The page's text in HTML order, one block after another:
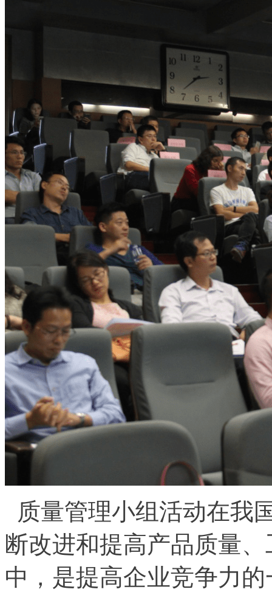
质量管理小组活动在我
断改进和提高产品质量
中，是提高企业竞争力